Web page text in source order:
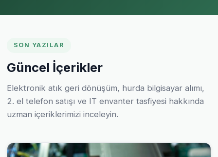
SON YAZILAR
Güncel İçerikler
Elektronik atık geri dönüşüm, hurda bilgisayar alımı,
2. el telefon satışı ve IT envanter tasfiyesi hakkında
uzman içeriklerimizi inceleyin.